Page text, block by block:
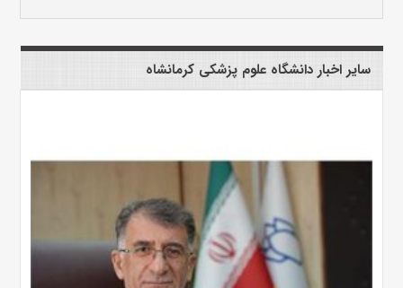
سایر اخبار دانشگاه علوم پزشکی کرمانشاه